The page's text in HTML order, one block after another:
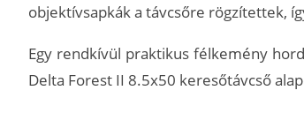
objektívsapkák a távcsőre rögzítettek,
Egy rendkívül praktikus félkemény
Delta Forest II 8.5x50 keresőtávcső